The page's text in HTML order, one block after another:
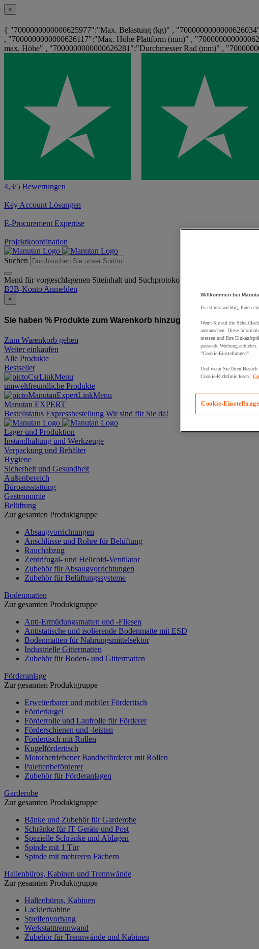
×
{ "7000000000000625977":"Max. Belastung (kg)" ,
, "7000000000000626117":"Max. Höhe Plattform (mm)" ,
max. Höhe" , "7000000000000626281":"Durchmesser Rad (mm)" ,
4,3/5 Bewertungen
Key Account Lösungen
E-Procurement Expertise
Projektkoordination
Suchen
Menü für vorgeschlagenen Siteinhalt und Suchprotokoll
B2B-Konto Anmelden
×
Sie haben % Produkte zum Warenkorb hinzugefügt:Produkt zum
Zum Warenkorb gehen
Weiter einkaufen
Alle Produkte
Bestseller
umweltfreundliche Produkte
Manutan EXPERT
Bestellstatus Expressbestellung Wir sind für Sie da!
Lager und Produktion
Instandhaltung und Werkzeuge
Verpackung und Behälter
Hygiene
Sicherheit und Gesundheit
Außenbereich
Büroausstattung
Gastronomie
Belüftung
Zur gesamten Produktgruppe
Absaugvorrichtungen
Anschlüsse und Rohre für Belüftung
Rauchabzug
Zentrifugal- und Helicoid-Ventilator
Zubehör für Absaugvorrichtungen
Zubehör für Belüftungssysteme
Bodenmatten
Zur gesamten Produktgruppe
Anti-Ermüdungsmatten und -Fliesen
Antistatische und isolierende Bodenmatte mit ESD
Bodenmatten für Nahrungsmittelsektor
Industrielle Gittermatten
Zubehör für Boden- und Gittermatten
Förderanlage
Zur gesamten Produktgruppe
Erweiterbarer und mobiler Fördertisch
Förderkugel
Förderrolle und Laufrolle für Förderer
Förderschienen und -leisten
Fördertisch mit Rollen
Kugelfördertisch
Motorbetriebener Bandbeförderer mit Rollen
Palettenbeförderer
Zubehör für Förderanlagen
Garderobe
Zur gesamten Produktgruppe
Bänke und Zubehör für Garderobe
Schränke für IT Geräte und Post
Spezielle Schränke und Ablagen
Spinde mit 1 Tür
Spinde mit mehreren Fächern
Hallenbüros, Kabinen und Trennwände
Zur gesamten Produktgruppe
Hallenbüros, Kabinen
Lackierkabine
Streifenvorhang
Werkstatttrennwand
Zubehör für Trennwände und Kabinen
Willkommen bei
Es ist uns wichtig, Ihnen
Wenn Sie auf die
austauschen. Diese
messen und Ihre
passende Werbung
"Cookie-Einstellungen".
Und wenn Sie Ihren Besuch
Cookie-Richtlinie lesen.
Cookie-